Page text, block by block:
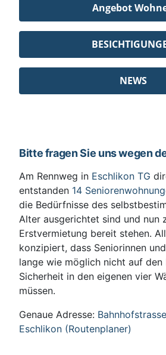
Angebot
NEWS
Bitte fragen Sie uns wegen
Am Rennweg in Eschlikon TG
entstanden 14
die Bedürfnisse des
Alter ausgerichtet sind und nun
Erstvermietung bereit stehen.
konzipiert, dass Seniorinnen
lange wie möglich nicht auf
Sicherheit in den eigenen vier
müssen.
Genaue Adresse:
Eschlikon (Routenplaner)